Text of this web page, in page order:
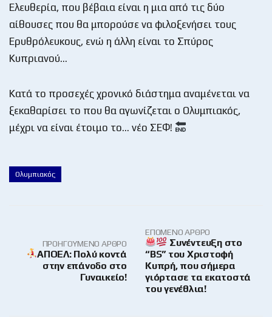
Ελευθερία, που βέβαια είναι η μια από τις δύο
αίθουσες που θα μπορούσε να φιλοξενήσει τους
Ερυθρόλευκους, ενώ η άλλη είναι το Σπύρος
Κυπριανού…
Κατά το προσεχές χρονικό διάστημα αναμένεται να
ξεκαθαρίσει το που θα αγωνίζεται ο Ολυμπιακός,
μέχρι να είναι έτοιμο το… νέο ΣΕΦ!
Ολυμπιακός
ΠΡΟΗΓΟΎΜΕΝΟ ΆΡΘΡΟ
ΑΠΟΕΛ: Πολύ κοντά
στην επάνοδο στο
Γυναικείο!
ΕΠΌΜΕΝΟ ΆΡΘΡΟ
Συνέντευξη στο
“BS” του Χριστοφή
Κυπρή, που σήμερα
γιόρτασε τα εκατοστά
του γενέθλια!